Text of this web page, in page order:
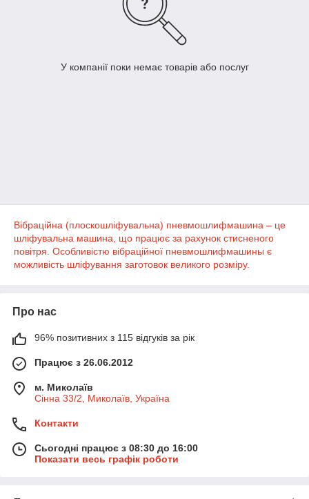
электрическая шлифовальная машина.
У компанії поки немає товарів або послуг
Вібраційна (плоскошліфувальна) пневмошлифмашина – це
шліфувальна машина, що працює за рахунок стисненого
повітря. Особливістю вібраційної пневмошлифмашины є
можливість шліфування заготовок великого розміру.
Про нас
96% позитивних з 115 відгуків за рік
Працює з 26.06.2012
м. Миколаїв
Сінна 33/2, Миколаїв, Україна
Контакти
Сьогодні працює з 08:30 до 16:00
Показати весь графік роботи